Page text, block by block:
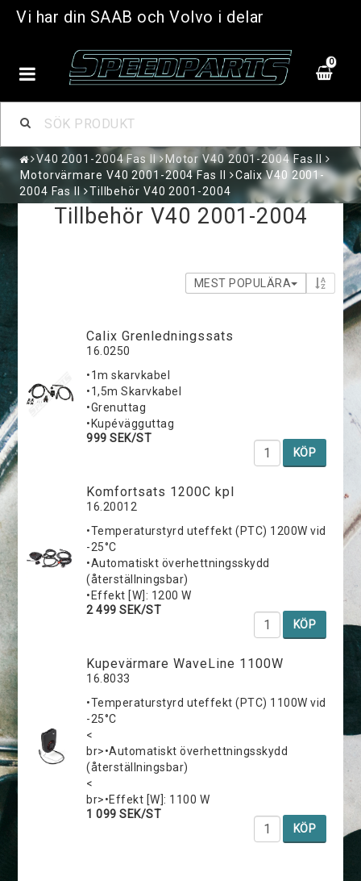
Vi har din SAAB och Volvo i delar
0
V40 2001-2004 Fas II
Motor V40 2001-2004 Fas II
Motorvärmare V40 2001-2004 Fas II
Calix V40 2001-
2004 Fas II
Tillbehör V40 2001-2004
Tillbehör V40 2001-2004
MEST POPULÄRA
Calix Grenledningssats
16.0250
•1m skarvkabel
•1,5m Skarvkabel
•Grenuttag
•Kupévägguttag
999 SEK/ST
KÖP
Komfortsats 1200C kpl
16.20012
•Temperaturstyrd uteffekt (PTC) 1200W vid
-25°C
•Automatiskt överhettningsskydd
(återställningsbar)
•Effekt [W]: 1200 W
2 499 SEK/ST
KÖP
Kupevärmare WaveLine 1100W
16.8033
•Temperaturstyrd uteffekt (PTC) 1100W vid
-25°C
<
br>•Automatiskt överhettningsskydd
(återställningsbar)
<
br>•Effekt [W]: 1100 W
1 099 SEK/ST
KÖP